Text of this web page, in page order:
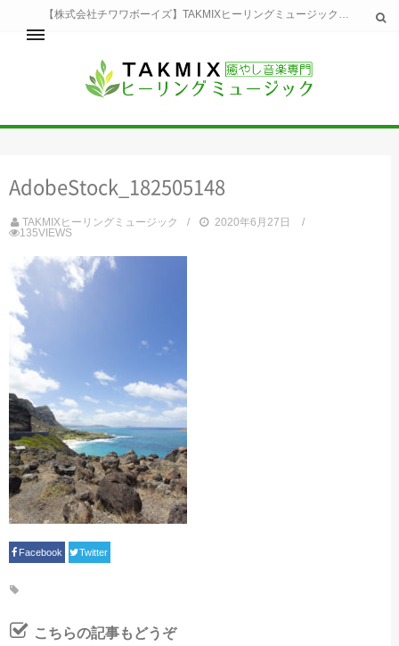
【株式会社チワワボーイズ】TAKMIXヒーリングミュージックへようこそ。TAKMIXヒーリングミュージックは貴方に特別な癒やしの時間をご提供致します。
ホーム
睡眠
美容
AdobeStock_182505148
TAKMIXヒーリングミュージック
2020年6月27日
135VIEWS
Facebook Twitter
こちらの記事もどうぞ